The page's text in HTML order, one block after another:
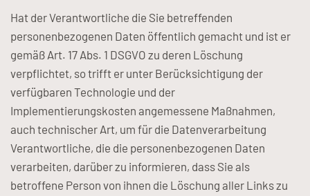
Hat der Verantwortliche die Sie betreffenden
personenbezogenen Daten öffentlich gemacht und ist er
gemäß Art. 17 Abs. 1 DSGVO zu deren Löschung
verpflichtet, so trifft er unter Berücksichtigung der
verfügbaren Technologie und der
Implementierungskosten angemessene Maßnahmen,
auch technischer Art, um für die Datenverarbeitung
Verantwortliche, die die personenbezogenen Daten
verarbeiten, darüber zu informieren, dass Sie als
betroffene Person von ihnen die Löschung aller Links zu